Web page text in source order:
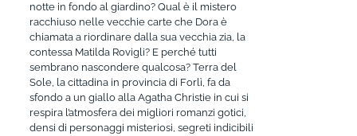
notte in fondo al giardino? Qual è il mistero
racchiuso nelle vecchie carte che Dora è
chiamata a riordinare dalla sua vecchia zia, la
contessa Matilda Rovigli? E perché tutti
sembrano nascondere qualcosa? Terra del
Sole, la cittadina in provincia di Forlì, fa da
sfondo a un giallo alla Agatha Christie in cui si
respira l’atmosfera dei migliori romanzi gotici,
densi di personaggi misteriosi, segreti indicibili